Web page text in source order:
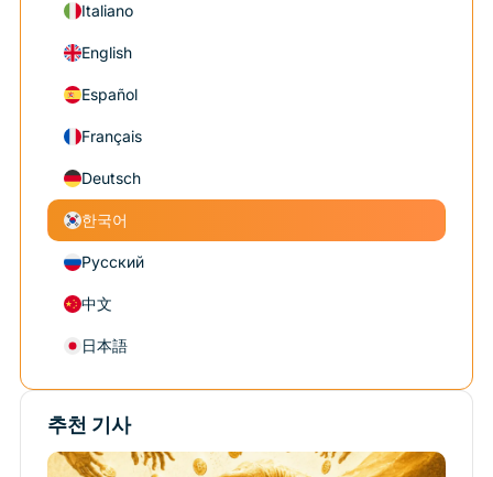
Italiano
English
Español
Français
Deutsch
한국어
Русский
中文
日本語
추천 기사